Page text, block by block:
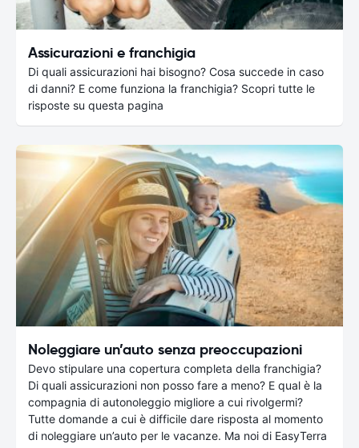
Assicurazioni e franchigia
Di quali assicurazioni hai bisogno? Cosa succede in caso
di danni? E come funziona la franchigia? Scopri tutte le
risposte su questa pagina
Noleggiare un’auto senza preoccupazioni
Devo stipulare una copertura completa della franchigia?
Di quali assicurazioni non posso fare a meno? E qual è la
compagnia di autonoleggio migliore a cui rivolgermi?
Tutte domande a cui è difficile dare risposta al momento
di noleggiare un’auto per le vacanze. Ma noi di EasyTerra